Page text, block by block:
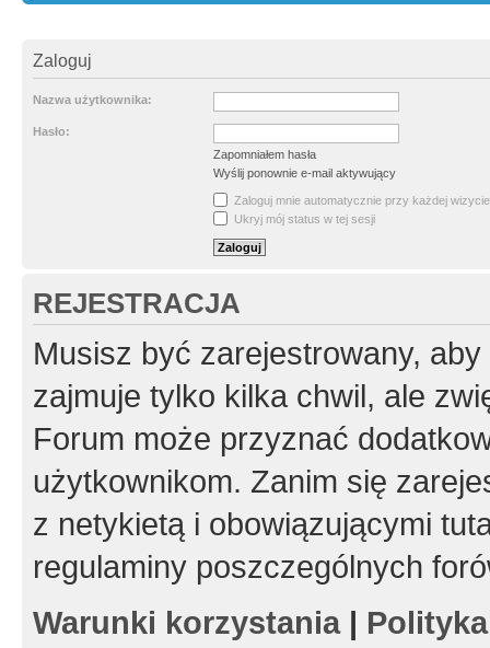
Zaloguj
Nazwa użytkownika:
Hasło:
Zapomniałem hasła
Wyślij ponownie e-mail aktywujący
Zaloguj mnie automatycznie przy każdej wizycie
Ukryj mój status w tej sesji
REJESTRACJA
Musisz być zarejestrowany,
zajmuje tylko kilka chwil, ale
Forum może przyznać
użytkownikom. Zanim się
z netykietą i obowiązującymi
regulaminy poszczególnych
Warunki korzystania|